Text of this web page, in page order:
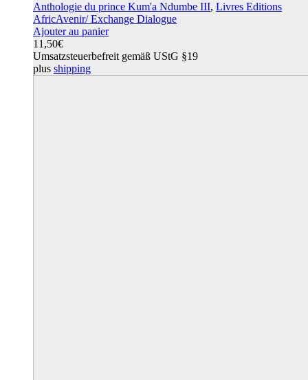
Anthologie du prince Kum'a Ndumbe III, Livres Editions
AfricAvenir/ Exchange Dialogue
Ajouter au panier
11,50€
Umsatzsteuerbefreit gemäß UStG §19
plus shipping